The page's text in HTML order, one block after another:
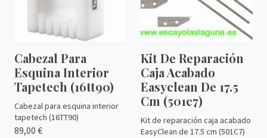
Cabezal Para
Esquina Interior
Tapetech (16tt90)
Cabezal para esquina interior
tapetech (16TT90)
89,00 €
Kit De Reparación
Caja Acabado
Easyclean De 17.5
Cm (501c7)
Kit de reparación caja acabado
EasyClean de 17.5 cm (501C7)